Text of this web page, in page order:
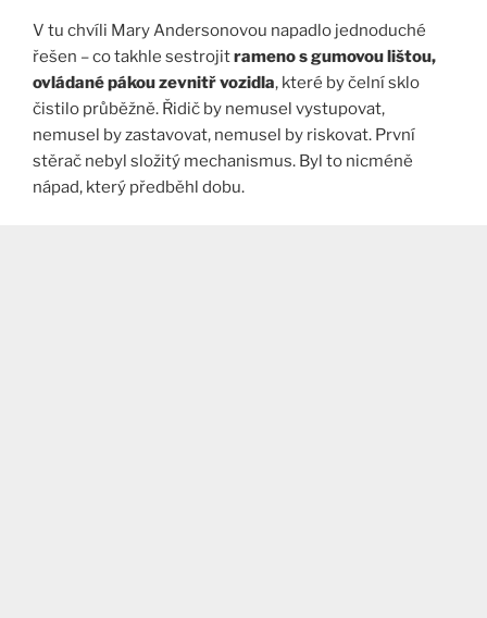
V tu chvíli Mary Andersonovou napadlo jednoduché
řešen – co takhle sestrojitrameno s gumovou lištou,
ovládané pákou zevnitř vozidla, které by čelní sklo
čistilo průběžně. Řidič by nemusel vystupovat,
nemusel by zastavovat, nemusel by riskovat. První
stěrač nebyl složitý mechanismus. Byl to nicméně
nápad, který předběhl dobu.